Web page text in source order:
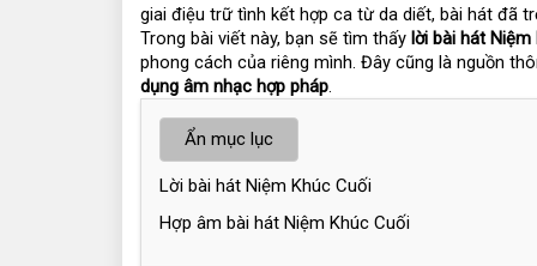
giai điệu trữ tình kết hợp ca từ da diết, bài hát đã
Trong bài viết này, bạn sẽ tìm thấy lời bài hát Niệm
phong cách của riêng mình. Đây cũng là nguồn
dụng âm nhạc hợp pháp.
Ẩn mục lục
Lời bài hát Niệm Khúc Cuối
Hợp âm bài hát Niệm Khúc Cuối